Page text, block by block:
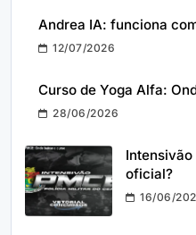
Andrea IA: funciona
12/07/2026
Curso de Yoga Alfa:
28/06/2026
Intensivão
oficial?
16/06/